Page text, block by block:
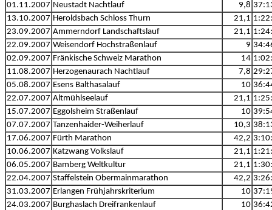
01.11.2007 Neustadt Nachtlauf 9,8
13.10.2007 Heroldsbach Schloss Thurn 21,1
23.09.2007 Ammerndorf Landschaftslauf 21,1
22.09.2007 Weisendorf Hochstraßenlauf 9
02.09.2007 Fränkische Schweiz Marathon 14
11.08.2007 Herzogenaurach Nachtlauf 7,8
05.08.2007 Esens Balthasalauf 10
22.07.2007 Altmühlseelauf 21,1
15.07.2007 Eggolsheim Straßenlauf 10
07.07.2007 Tanzenhaider-Weiherlauf 10,3
17.06.2007 Fürth Marathon 42,2
10.06.2007 Katzwang Volkslauf 21,1
06.05.2007 Bamberg Weltkultur 21,1
22.04.2007 Staffelstein Obermainmarathon 42,2
31.03.2007 Erlangen Frühjahrskriterium 10
24.03.2007 Burghaslach Dreifrankenlauf 10